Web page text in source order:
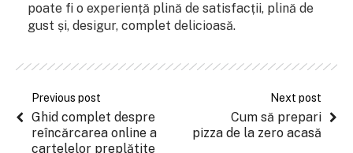
poate fi o experiență plină de satisfacții, plină de
gust și, desigur, complet delicioasă.
Previous post
Ghid complet despre
reîncărcarea online a
cartelelor preplătite
Next post
Cum să prepari
pizza de la zero acasă